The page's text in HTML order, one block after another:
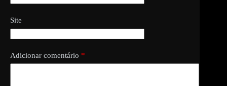
Site
Adicionar comentário *